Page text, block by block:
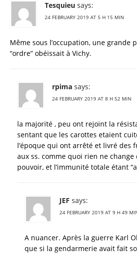
Tesquieu says:
24 FEBRUARY 2019 AT 5 H 15 MIN
Même sous l’occupation, une grande
“ordre” obéissait à Vichy.
rpima says:
24 FEBRUARY 2019 AT 8 H 52 MIN
la majorité , peu ont rejoint la
sentant que les carottes etaient
l’époque qui ont arrêté et livré des
aux ss. comme quoi rien ne change
pouvoir, et l’immunité totale étant
JEF says:
24 FEBRUARY 2019 AT 9 H 49
A nuancer. Après la guerre Karl
que si la gendarmerie avait fait